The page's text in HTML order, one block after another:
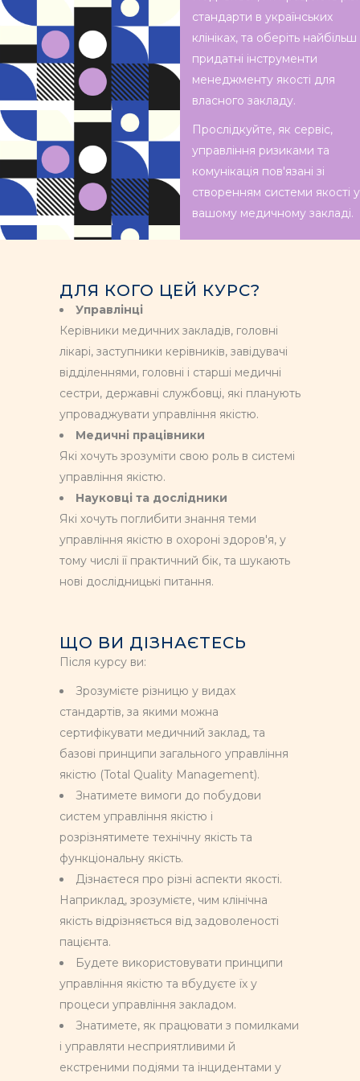
стандарти в українських
клініках, та оберіть найбільш
придатні інструменти
менеджменту якості для
власного закладу.
Прослідкуйте, як сервіс,
управління ризиками та
комунікація пов'язані зі
створенням системи якості у
вашому медичному закладі.
ДЛЯ КОГО ЦЕЙ КУРС?
Управлінці
Керівники медичних закладів, головні
лікарі, заступники керівників, завідувачі
відділеннями, головні і старші медичні
сестри, державні службовці, які планують
упроваджувати управління якістю.
Медичні працівники
Які хочуть зрозуміти свою роль в системі
управління якістю.
Науковці та дослідники
Які хочуть поглибити знання теми
управління якістю в охороні здоров'я, у
тому числі її практичний бік, та шукають
нові дослідницькі питання.
ЩО ВИ ДІЗНАЄТЕСЬ
Після курсу ви:
Зрозумієте різницю у видах
стандартів, за якими можна
сертифікувати медичний заклад, та
базові принципи загального управління
якістю (Total Quality Management).
Знатимете вимоги до побудови
систем управління якістю і
розрізнятимете технічну якість та
функціональну якість.
Дізнаєтеся про різні аспекти якості.
Наприклад, зрозумієте, чим клінічна
якість відрізняється від задоволеності
пацієнта.
Будете використовувати принципи
управління якістю та вбудуєте їх у
процеси управління закладом.
Знатимете, як працювати з помилками
і управляти несприятливими й
екстреними подіями та інцидентами у